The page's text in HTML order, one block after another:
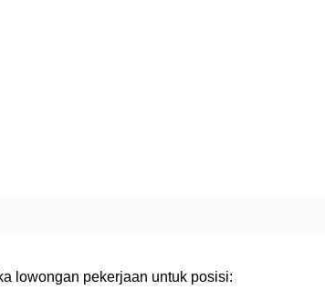
lowongan pekerjaan untuk posisi: